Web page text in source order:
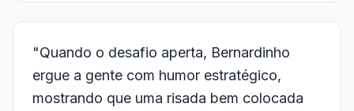
"Quando o desafio aperta, Bernardinho
ergue a gente com humor estratégico,
mostrando que uma risada bem colocada